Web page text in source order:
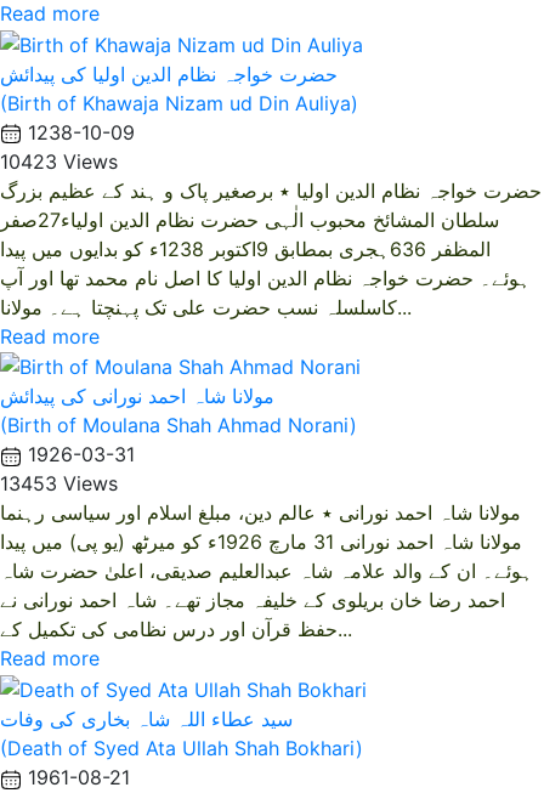
Read more
حضرت خواجہ نظام الدین اولیا کی پیدائش
(Birth of Khawaja Nizam ud Din Auliya)
1238-10-09
10423 Views
حضرت خواجہ نظام الدین اولیا ٭ برصغیر پاک و ہند کے عظیم بزرگ
سلطان المشائخ محبوب الٰہی حضرت نظام الدین اولیاء27صفر
المظفر 636ہجری بمطابق 9اکتوبر 1238ء کو بدایوں میں پیدا
ہوئے۔ حضرت خواجہ نظام الدین اولیا کا اصل نام محمد تھا اور آپ
کاسلسلہ نسب حضرت علی تک پہنچتا ہے۔ مولانا...
Read more
مولانا شاہ احمد نورانی کی پیدائش
(Birth of Moulana Shah Ahmad Norani)
1926-03-31
13453 Views
مولانا شاہ احمد نورانی ٭ عالم دین، مبلغ اسلام اور سیاسی رہنما
مولانا شاہ احمد نورانی 31 مارچ 1926ء کو میرٹھ (یو پی) میں پیدا
ہوئے۔ ان کے والد علامہ شاہ عبدالعلیم صدیقی، اعلیٰ حضرت شاہ
احمد رضا خان بریلوی کے خلیفہ مجاز تھے۔ شاہ احمد نورانی نے
حفظ قرآن اور درس نظامی کی تکمیل کے...
Read more
سید عطاء اللہ شاہ بخاری کی وفات
(Death of Syed Ata Ullah Shah Bokhari)
1961-08-21